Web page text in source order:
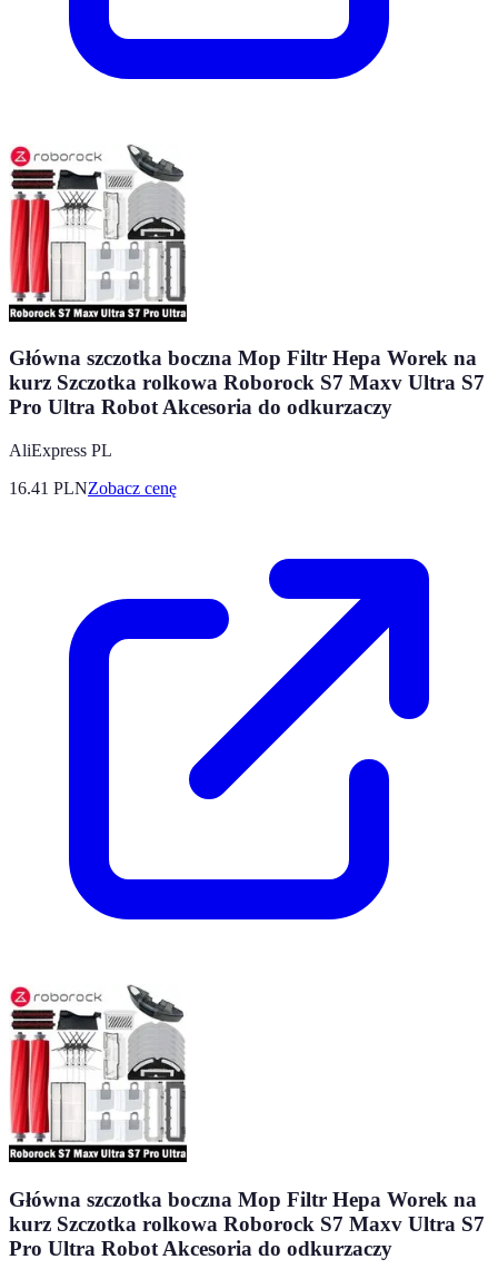
Główna szczotka boczna Mop Filtr Hepa Worek na
kurz Szczotka rolkowa Roborock S7 Maxv Ultra S7
Pro Ultra Robot Akcesoria do odkurzaczy
AliExpress PL
16.41 PLNZobacz cenę
Główna szczotka boczna Mop Filtr Hepa Worek na
kurz Szczotka rolkowa Roborock S7 Maxv Ultra S7
Pro Ultra Robot Akcesoria do odkurzaczy